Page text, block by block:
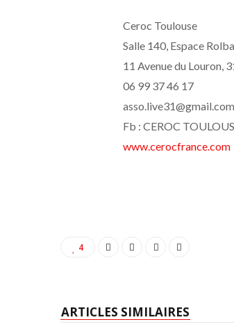
Ceroc Toulouse
Salle 140, Espace
11 Avenue du Louron,
06 99 37 46 17
asso.live31@gmail.com
Fb : CEROC
www.cerocfrance.com
4
ARTICLES SIMILAIRES